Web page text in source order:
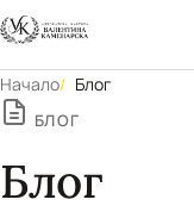
Начало Блог
БЛОГ
Блог